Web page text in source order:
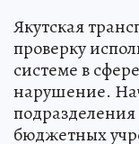
Якутская
проверку
системе в
нарушение.
бюджетных